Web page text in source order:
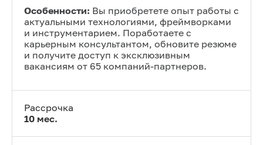
Особенности: Вы приобретете опыт работы с
актуальными технологиями, фреймворками
и инструментарием. Поработаете с
карьерным консультантом, обновите резюме
и получите доступ к эксклюзивным
вакансиям от 65 компаний-партнеров.
Рассрочка
10 мес.